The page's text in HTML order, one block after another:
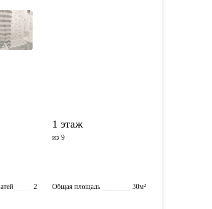
1 этаж
из 9
2 Общая площадь 30м²